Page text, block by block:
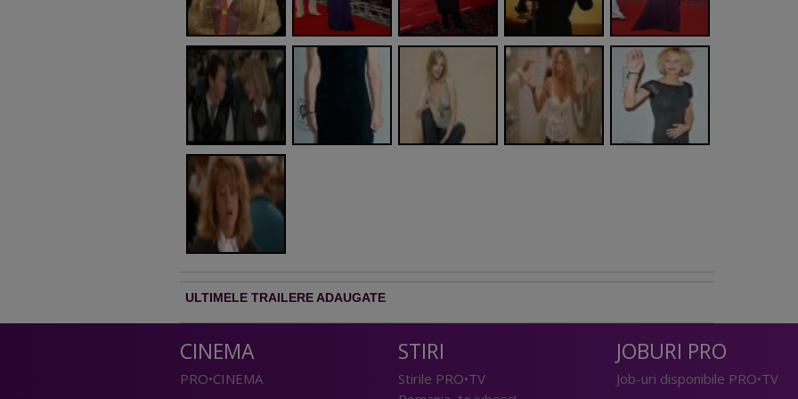
ULTIMELE TRAILERE ADAUGATE
CINEMA
PRO•CINEMA
STIRI
Stirile PRO•TV
JOBURI PRO
Job-uri disponibile PRO•TV